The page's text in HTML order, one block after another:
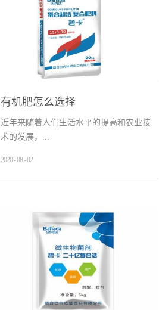
有机肥怎么选择
近年来随着人们生活水平的提高和农业技
术的发展，...
2020-08-02